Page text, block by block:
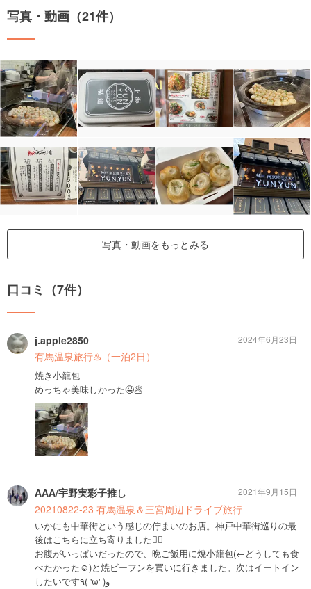
写真・動画（21件）
写真・動画をもっとみる
口コミ（7件）
j.apple2850
有馬温泉旅行♨️（一泊2日）
焼き小籠包
めっちゃ美味しかった🤤🥟
2024年6月23日
AAA/宇野実彩子推し
20210822-23 有馬温泉＆三宮周辺ドライブ旅行
いかにも中華街という感じの佇まいのお店。神戸中華街巡りの最
後はこちらに立ち寄りました💁‍♂️
お腹がいっぱいだったので、晩ご飯用に焼小籠包(←どうしても食
べたかった☺️)と焼ビーフンを買いに行きました。次はイートイン
したいです٩( 'ω' )و
2021年9月15日